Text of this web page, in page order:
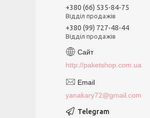
+380 (66) 535-84-75
Відділ продажів
+380 (99) 727-48-44
Відділ продажів
http://paketshop.com.ua
yanakary72@gmail.com